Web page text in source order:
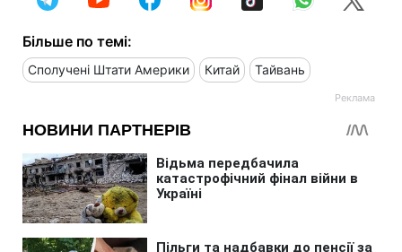
Більше по темі:
Сполучені Штати Америки Китай Тайвань